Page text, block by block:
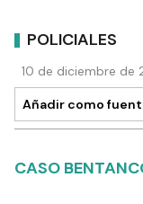
POLICIALES
10 de diciembre de
Añadir como
CASO